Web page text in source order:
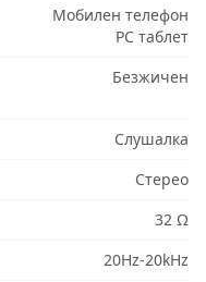
Мобилен телефон
PC таблет
Безжичен
Слушалка
Стерео
32 Ω
20Hz-20kHz